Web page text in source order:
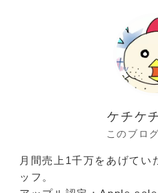
ケチケ
このブロ
月間売上1千万をあげてい
ッフ。